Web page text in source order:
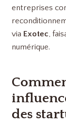
entreprises
via Exotec,
numérique.
des